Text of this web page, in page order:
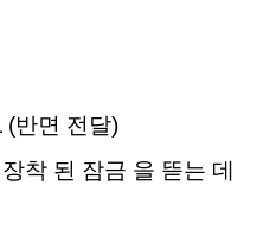
(반면 전달)
착 된 잠금 을 뜯는 데